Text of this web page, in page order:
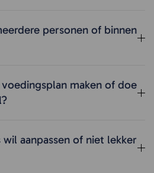
personen of binnen
maken of doe
aanpassen of niet lekker